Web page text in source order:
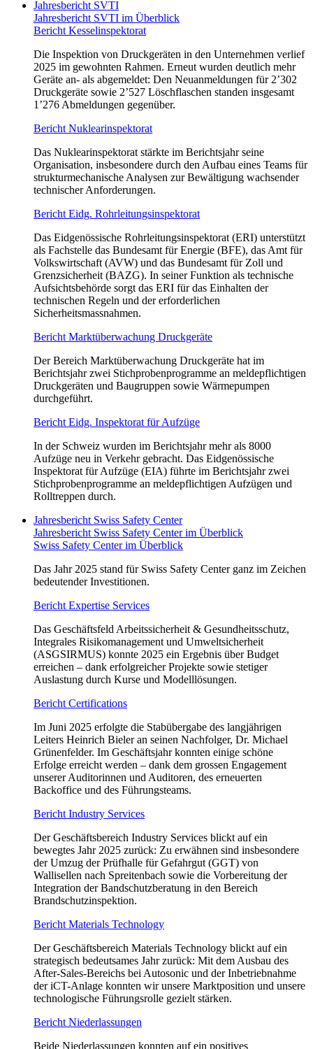
Jahresbericht SVTI
Jahresbericht SVTI im Überblick
Bericht Kesselinspektorat
Die Inspektion von Druckgeräten in den Unternehmen verlief
2025 im gewohnten Rahmen. Erneut wurden deutlich mehr
Geräte an- als abgemeldet: Den Neuanmeldungen für 2’302
Druckgeräte sowie 2’527 Löschflaschen standen insgesamt
1’276 Abmeldungen gegenüber.
Bericht Nuklearinspektorat
Das Nuklearinspektorat stärkte im Berichtsjahr seine
Organisation, insbesondere durch den Aufbau eines Teams für
strukturmechanische Analysen zur Bewältigung wachsender
technischer Anforderungen.
Bericht Eidg. Rohrleitungsinspektorat
Das Eidgenössische Rohrleitungsinspektorat (ERI) unterstützt
als Fachstelle das Bundesamt für Energie (BFE), das Amt für
Volkswirtschaft (AVW) und das Bundesamt für Zoll und
Grenzsicherheit (BAZG). In seiner Funktion als technische
Aufsichtsbehörde sorgt das ERI für das Einhalten der
technischen Regeln und der erforderlichen
Sicherheitsmassnahmen.
Bericht Marktüberwachung Druckgeräte
Der Bereich Marktüberwachung Druckgeräte hat im
Berichtsjahr zwei Stichprobenprogramme an meldepflichtigen
Druckgeräten und Baugruppen sowie Wärmepumpen
durchgeführt.
Bericht Eidg. Inspektorat für Aufzüge
In der Schweiz wurden im Berichtsjahr mehr als 8000
Aufzüge neu in Verkehr gebracht. Das Eidgenössische
Inspektorat für Aufzüge (EIA) führte im Berichtsjahr zwei
Stichprobenprogramme an meldepflichtigen Aufzügen und
Rolltreppen durch.
Jahresbericht Swiss Safety Center
Jahresbericht Swiss Safety Center im Überblick
Swiss Safety Center im Überblick
Das Jahr 2025 stand für Swiss Safety Center ganz im Zeichen
bedeutender Investitionen.
Bericht Expertise Services
Das Geschäftsfeld Arbeitssicherheit & Gesundheitsschutz,
Integrales Risikomanagement und Umweltsicherheit
(ASGSIRMUS) konnte 2025 ein Ergebnis über Budget
erreichen – dank erfolgreicher Projekte sowie stetiger
Auslastung durch Kurse und Modelllösungen.
Bericht Certifications
Im Juni 2025 erfolgte die Stabübergabe des langjährigen
Leiters Heinrich Bieler an seinen Nachfolger, Dr. Michael
Grünenfelder. Im Geschäftsjahr konnten einige schöne
Erfolge erreicht werden – dank dem grossen Engagement
unserer Auditorinnen und Auditoren, des erneuerten
Backoffice und des Führungsteams.
Bericht Industry Services
Der Geschäftsbereich Industry Services blickt auf ein
bewegtes Jahr 2025 zurück: Zu erwähnen sind insbesondere
der Umzug der Prüfhalle für Gefahrgut (GGT) von
Wallisellen nach Spreitenbach sowie die Vorbereitung der
Integration der Bandschutzberatung in den Bereich
Brandschutzinspektion.
Bericht Materials Technology
Der Geschäftsbereich Materials Technology blickt auf ein
strategisch bedeutsames Jahr zurück: Mit dem Ausbau des
After-Sales-Bereichs bei Autosonic und der Inbetriebnahme
der iCT-Anlage konnten wir unsere Marktposition und unsere
technologische Führungsrolle gezielt stärken.
Bericht Niederlassungen
Beide Niederlassungen konnten auf ein positives